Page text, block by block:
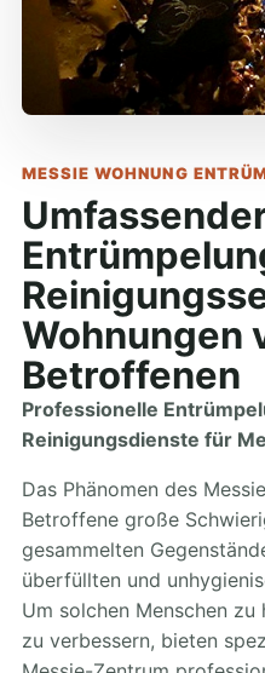
MESSIE WOHNUNG
Wohnungen
Betroffenen
Professionelle
Reinigungsdienste für
Das Phänomen des
Betroffene große
gesammelten
überfüllten und
Um solchen Menschen
zu verbessern, bieten